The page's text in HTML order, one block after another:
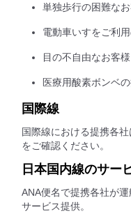
単独歩行の困難な
電動車いすをご利
目の不自由なお客
医療用酸素ボンベ
国際線
国際線における提携各社
をご確認ください。
日本国内線のサー
ANA便名で提携各社が
サービス提供。